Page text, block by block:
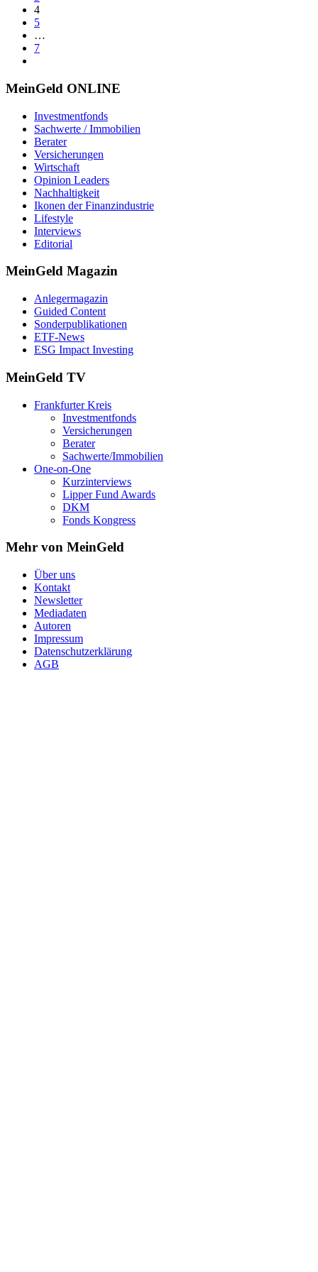
4
5
…
7
MeinGeld ONLINE
Investmentfonds
Sachwerte / Immobilien
Berater
Versicherungen
Wirtschaft
Opinion Leaders
Nachhaltigkeit
Ikonen der Finanzindustrie
Lifestyle
Interviews
Editorial
MeinGeld Magazin
Anlegermagazin
Guided Content
Sonderpublikationen
ETF-News
ESG Impact Investing
MeinGeld TV
Frankfurter Kreis
Investmentfonds
Versicherungen
Berater
Sachwerte/Immobilien
One-on-One
Kurzinterviews
Lipper Fund Awards
DKM
Fonds Kongress
Mehr von MeinGeld
Über uns
Kontakt
Newsletter
Mediadaten
Autoren
Impressum
Datenschutzerklärung
AGB